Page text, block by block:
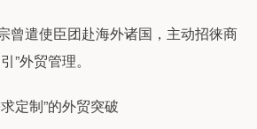
曾遣使臣团赴海外诸国，主动招徕商
”外贸管理。
定制”的外贸突破